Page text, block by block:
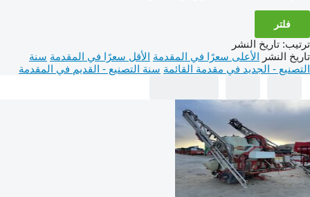
فلتر
ترتيب: تاريخ النشر
تاريخ النشر الأعلى سعرًا في المقدمة الأقل سعرًا في المقدمة سنة
التصنيع - الجديد في مقدمة القائمة سنة التصنيع - القديم في المقدمة